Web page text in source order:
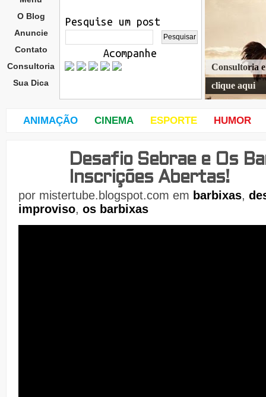
O Blog
Anuncie
Contato
Consultoria
Sua Dica
Pesquise um post
Acompanhe
Consultoria
clique aqui
ANIMAÇÃO CINEMA ESPORTE HUMOR
,
19
de
Desafio Sebrae e Os
Inscrições Abertas!
por mistertube.blogspot.com em barbixas,
improviso, os barbixas